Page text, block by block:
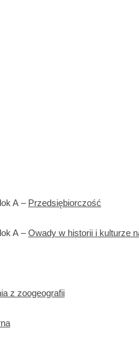
A – Przedsiębiorczość
A –Owady w historii i kulturze
z zoogeografii